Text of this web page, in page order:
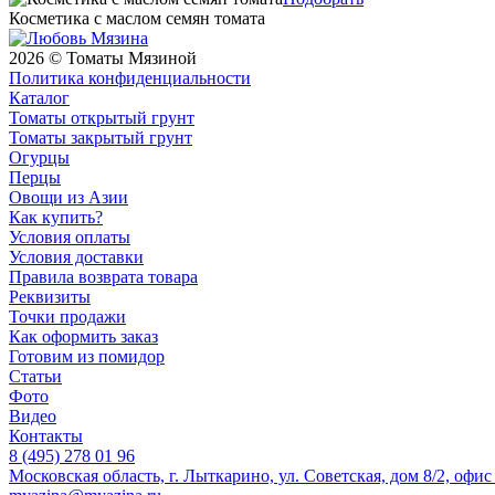
Косметика с маслом семян томата
2026 © Томаты Мязиной
Политика конфиденциальности
Каталог
Томаты открытый грунт
Томаты закрытый грунт
Огурцы
Перцы
Овощи из Азии
Как купить?
Условия оплаты
Условия доставки
Правила возврата товара
Реквизиты
Точки продажи
Как оформить заказ
Готовим из помидор
Статьи
Фото
Видео
Контакты
8 (495) 278 01 96
Московская область, г. Лыткарино, ул. Советская, дом 8/2,